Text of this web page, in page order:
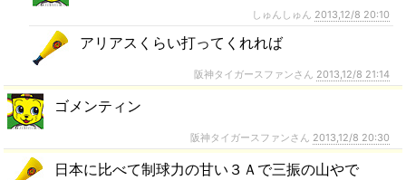
しゅんしゅん 2013,12/8 20:10
アリアスくらい打ってくれれば
阪神タイガースファンさん 2013,12/8 21:14
ゴメンティン
阪神タイガースファンさん 2013,12/8 20:30
日本に比べて制球力の甘い３Ａで三振の山やで